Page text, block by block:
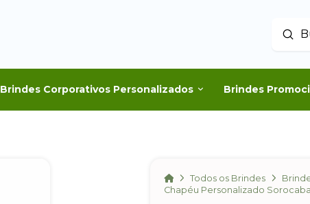
Buscar
Brindes Corporativos Personalizados Brindes
HomeTodos os Brindes
Chapéu Personalizado Sorocaba